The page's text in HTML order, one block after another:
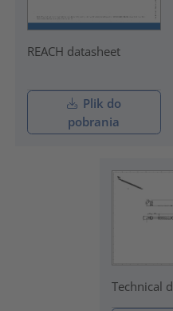
REACH datasheet
Plik do
pobrania
Technical